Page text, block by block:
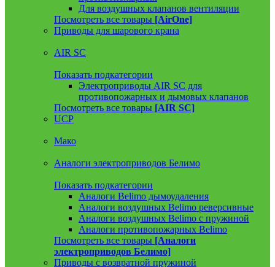
Для воздушных клапанов вентиляции
Посмотреть все товары [AirOne]
Приводы для шарового крана
AIR SC
Показать подкатегории
Электроприводы AIR SC для
противопожарных и дымовых клапанов
Посмотреть все товары [AIR SC]
UCP
Мако
Аналоги электроприводов Белимо
Показать подкатегории
Аналоги Belimo дымоудаления
Аналоги воздушных Belimo реверсивные
Аналоги воздушных Belimo с пружиной
Аналоги противопожарных Belimo
Посмотреть все товары [Аналоги
электроприводов Белимо]
Приводы с возвратной пружиной